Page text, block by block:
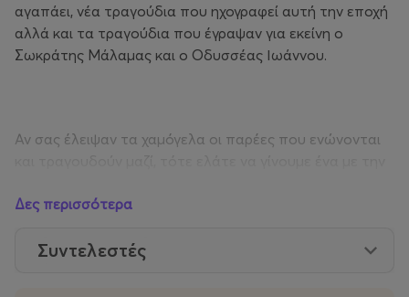
αγαπάει, νέα τραγούδια που ηχογραφεί αυτή την εποχή
αλλά και τα τραγούδια που έγραψαν για εκείνη ο
Σωκράτης Μάλαμας και ο Οδυσσέας Ιωάννου.
Αν σας έλειψαν τα χαμόγελα οι παρέες που ενώνονται
Management: Novel Vox
Δες περισσότερα
Συντελεστές